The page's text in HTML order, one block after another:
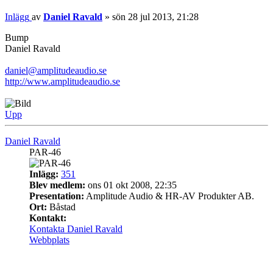
Inlägg av Daniel Ravald » sön 28 jul 2013, 21:28
Bump
Daniel Ravald
daniel@amplitudeaudio.se
http://www.amplitudeaudio.se
Upp
Daniel Ravald
PAR-46
Inlägg: 351
Blev medlem: ons 01 okt 2008, 22:35
Presentation: Amplitude Audio & HR-AV Produkter AB.
Ort: Båstad
Kontakt:
Kontakta Daniel Ravald
Webbplats